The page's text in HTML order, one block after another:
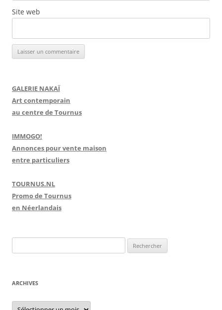
Site web
GALERIE NAKAÏ
Art contemporain
au centre de Tournus
IMMOGO!
Annonces pour vente maison
entre particuliers
TOURNUS.NL
Promo de Tournus
en Néerlandais
e
h
r
ARCHIVES
A